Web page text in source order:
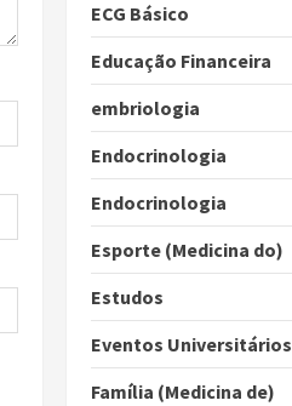
ECG Básico
Educação Financeira
embriologia
Endocrinologia
Endocrinologia
Esporte (Medicina do)
Estudos
Eventos Universitários
Família (Medicina de)